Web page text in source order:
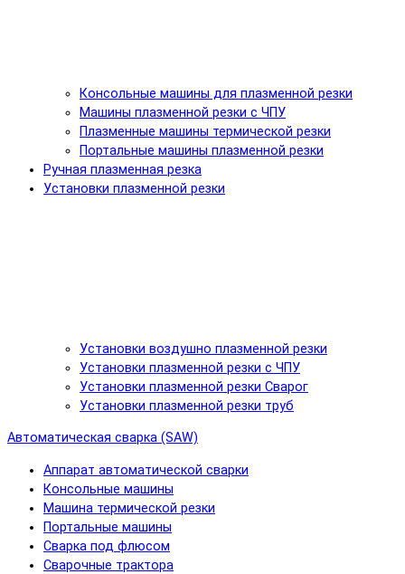
Консольные машины для плазменной резки
Машины плазменной резки с ЧПУ
Плазменные машины термической резки
Портальные машины плазменной резки
Ручная плазменная резка
Установки плазменной резки
Установки воздушно плазменной резки
Установки плазменной резки с ЧПУ
Установки плазменной резки Сварог
Установки плазменной резки труб
Автоматическая сварка (SAW)
Аппарат автоматической сварки
Консольные машины
Машина термической резки
Портальные машины
Сварка под флюсом
Сварочные трактора